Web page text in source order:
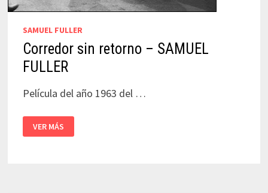
SAMUEL FULLER
Corredor sin retorno – SAMUEL
FULLER
Película del año 1963 del …
CORREDOR
SIN
RETORNO
VER MÁS